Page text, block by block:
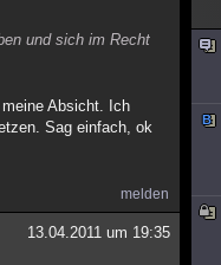
und sich im Recht
Absicht. Ich
Sag einfach, ok
melden
13.04.2011 um 19:35